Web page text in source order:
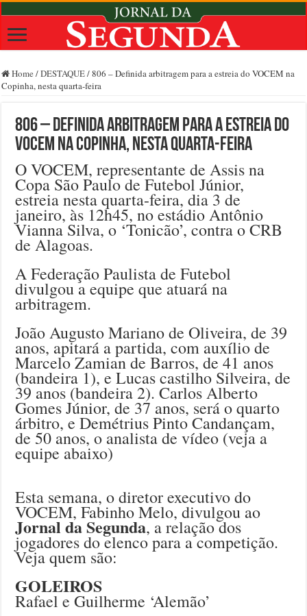
Home /DESTAQUE/806 – Definida arbitragem para a estreia do VOCEM na
Copinha, nesta quarta-feira
806 – Definida arbitragem para a estreia do
VOCEM na Copinha, nesta quarta-feira
O VOCEM, representante de Assis na
Copa São Paulo de Futebol Júnior,
estreia nesta quarta-feira, dia 3 de
janeiro, às 12h45, no estádio Antônio
Vianna Silva, o ‘Tonicão’, contra o CRB
de Alagoas.
A Federação Paulista de Futebol
divulgou a equipe que atuará na
arbitragem.
João Augusto Mariano de Oliveira, de 39
anos, apitará a partida, com auxílio de
Marcelo Zamian de Barros, de 41 anos
(bandeira 1), e Lucas castilho Silveira, de
39 anos (bandeira 2). Carlos Alberto
Gomes Júnior, de 37 anos, será o quarto
árbitro, e Demétrius Pinto Candançam,
de 50 anos, o analista de vídeo (veja a
equipe abaixo)
Esta semana, o diretor executivo do
VOCEM, Fabinho Melo, divulgou ao
Jornal da Segunda, a relação dos
jogadores do elenco para a competição.
Veja quem são:
GOLEIROS
Rafael e Guilherme ‘Alemão’